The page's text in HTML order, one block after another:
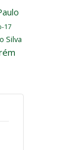
17
Silva